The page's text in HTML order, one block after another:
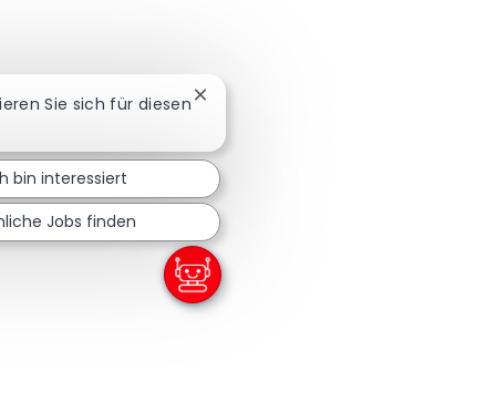
Sie sich für diesen Chatbot-Benachrichtigung schließen
bin interessiert
Jobs finden